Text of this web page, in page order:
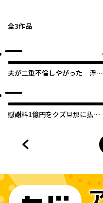
全3作品
夫が二重不倫しやがった 浮気
慰謝料1億円をクズ旦那に払わ